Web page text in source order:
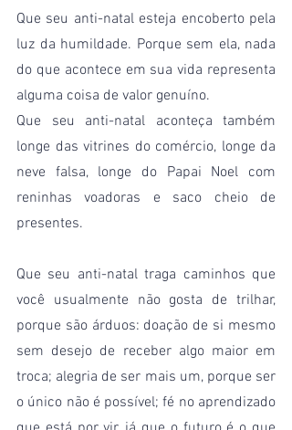
Que seu anti-natal esteja encoberto pela
luz da humildade. Porque sem ela, nada
do que acontece em sua vida representa
alguma coisa de valor genuíno.
Que seu anti-natal aconteça também
longe das vitrines do comércio, longe da
neve falsa, longe do Papai Noel com
reninhas voadoras e saco cheio de
presentes.
Que seu anti-natal traga caminhos que
você usualmente não gosta de trilhar,
porque são árduos: doação de si mesmo
sem desejo de receber algo maior em
troca; alegria de ser mais um, porque ser
o único não é possível; fé no aprendizado